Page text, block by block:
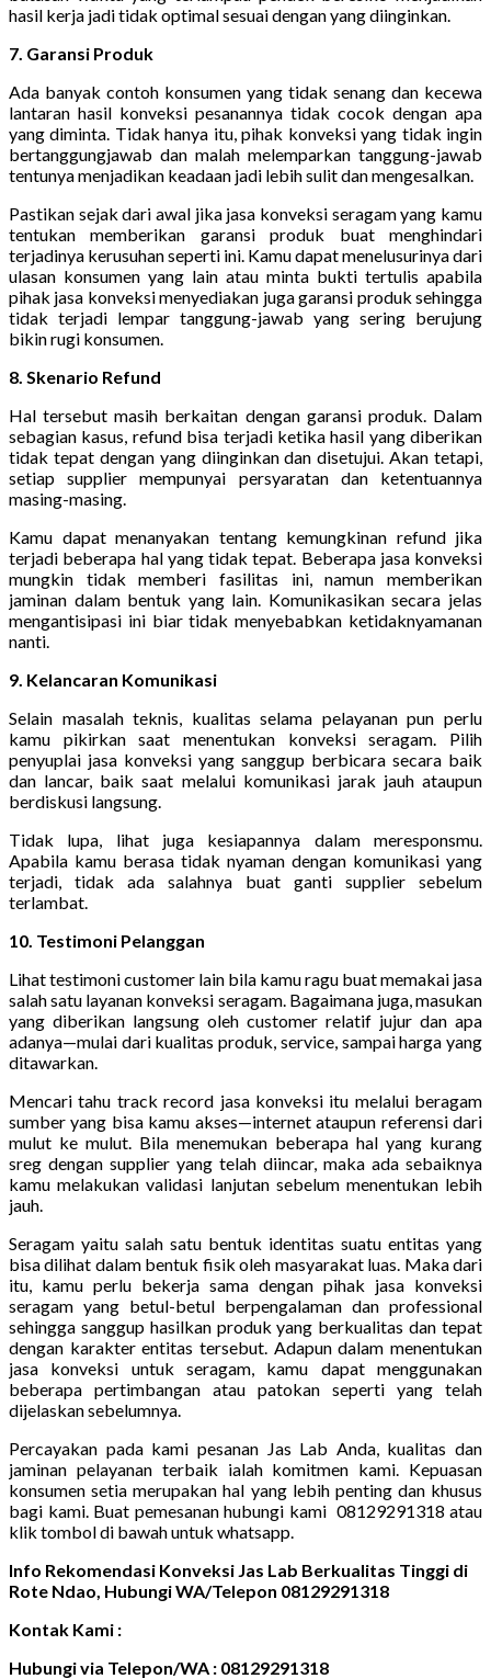
hasil kerja jadi tidak optimal sesuai dengan yang diinginkan.
7. Garansi Produk
Ada banyak contoh konsumen yang tidak senang dan kecewa
lantaran hasil konveksi pesanannya tidak cocok dengan apa
yang diminta. Tidak hanya itu, pihak konveksi yang tidak ingin
bertanggungjawab dan malah melemparkan tanggung-jawab
tentunya menjadikan keadaan jadi lebih sulit dan mengesalkan.
Pastikan sejak dari awal jika jasa konveksi seragam yang kamu
tentukan memberikan garansi produk buat menghindari
terjadinya kerusuhan seperti ini. Kamu dapat menelusurinya dari
ulasan konsumen yang lain atau minta bukti tertulis apabila
pihak jasa konveksi menyediakan juga garansi produk sehingga
tidak terjadi lempar tanggung-jawab yang sering berujung
bikin rugi konsumen.
8. Skenario Refund
Hal tersebut masih berkaitan dengan garansi produk. Dalam
sebagian kasus, refund bisa terjadi ketika hasil yang diberikan
tidak tepat dengan yang diinginkan dan disetujui. Akan tetapi,
setiap supplier mempunyai persyaratan dan ketentuannya
masing-masing.
Kamu dapat menanyakan tentang kemungkinan refund jika
terjadi beberapa hal yang tidak tepat. Beberapa jasa konveksi
mungkin tidak memberi fasilitas ini, namun memberikan
jaminan dalam bentuk yang lain. Komunikasikan secara jelas
mengantisipasi ini biar tidak menyebabkan ketidaknyamanan
nanti.
9. Kelancaran Komunikasi
Selain masalah teknis, kualitas selama pelayanan pun perlu
kamu pikirkan saat menentukan konveksi seragam. Pilih
penyuplai jasa konveksi yang sanggup berbicara secara baik
dan lancar, baik saat melalui komunikasi jarak jauh ataupun
berdiskusi langsung.
Tidak lupa, lihat juga kesiapannya dalam meresponsmu.
Apabila kamu berasa tidak nyaman dengan komunikasi yang
terjadi, tidak ada salahnya buat ganti supplier sebelum
terlambat.
10. Testimoni Pelanggan
Lihat testimoni customer lain bila kamu ragu buat memakai jasa
salah satu layanan konveksi seragam. Bagaimana juga, masukan
yang diberikan langsung oleh customer relatif jujur dan apa
adanya—mulai dari kualitas produk, service, sampai harga yang
ditawarkan.
Mencari tahu track record jasa konveksi itu melalui beragam
sumber yang bisa kamu akses—internet ataupun referensi dari
mulut ke mulut. Bila menemukan beberapa hal yang kurang
sreg dengan supplier yang telah diincar, maka ada sebaiknya
kamu melakukan validasi lanjutan sebelum menentukan lebih
jauh.
Seragam yaitu salah satu bentuk identitas suatu entitas yang
bisa dilihat dalam bentuk fisik oleh masyarakat luas. Maka dari
itu, kamu perlu bekerja sama dengan pihak jasa konveksi
seragam yang betul-betul berpengalaman dan professional
sehingga sanggup hasilkan produk yang berkualitas dan tepat
dengan karakter entitas tersebut. Adapun dalam menentukan
jasa konveksi untuk seragam, kamu dapat menggunakan
beberapa pertimbangan atau patokan seperti yang telah
dijelaskan sebelumnya.
Percayakan pada kami pesanan Jas Lab Anda, kualitas dan
jaminan pelayanan terbaik ialah komitmen kami. Kepuasan
konsumen setia merupakan hal yang lebih penting dan khusus
bagi kami. Buat pemesanan hubungi kami 08129291318 atau
klik tombol di bawah untuk whatsapp.
Info Rekomendasi Konveksi Jas Lab Berkualitas Tinggi di
Rote Ndao, Hubungi WA/Telepon 08129291318
Kontak Kami :
Hubungi via Telepon/WA : 08129291318